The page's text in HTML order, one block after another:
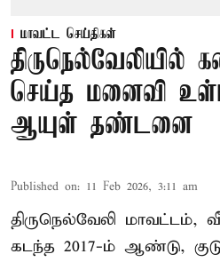
மாவட்ட செய்திகள்
செய்த மனைவி
ஆயுள் தண்டனை
Published on: 11 Feb 2026, 3:11 am
திருநெல்வேலி மாவட்டம்,
கடந்த 2017-ம் ஆண்டு,